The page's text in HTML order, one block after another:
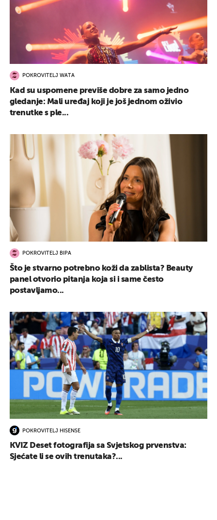
POKROVITELJ WATA
Kad su uspomene previše dobre za samo jedno
gledanje: Mali uređaj koji je još jednom oživio
trenutke s ple...
POKROVITELJ BIPA
Što je stvarno potrebno koži da zablista? Beauty
panel otvorio pitanja koja si i same često
postavljamo...
POKROVITELJ HISENSE
KVIZ Deset fotografija sa Svjetskog prvenstva:
Sjećate li se ovih trenutaka?...